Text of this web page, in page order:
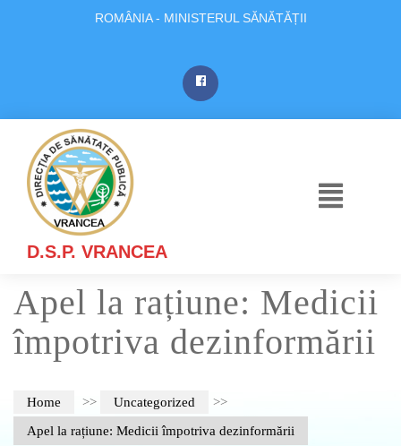
ROMÂNIA - MINISTERUL SĂNĂTĂȚII
D.S.P. VRANCEA
Apel la rațiune: Medicii
împotriva dezinformării
Home >> Uncategorized
>>
Apel la rațiune: Medicii împotriva dezinformării